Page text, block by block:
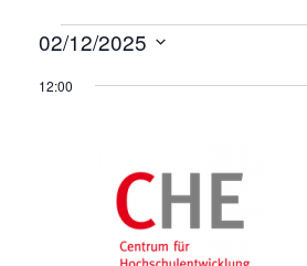
Veranstaltungen
für
02/12/2025
wählen.
12:00